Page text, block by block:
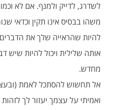
לשדרג, לדייק ולמנף. אם לא
משהו בבסיס אינו תקין וכדאי
להיות שהראייה שלך את
אותה שלילית ויכול להיות שיש
מחדש.
אל תחשוש להסתכל לאמת
ואמיתי על עצמך יעזור לך